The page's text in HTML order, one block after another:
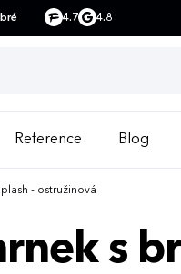
4.7 4.8
Reference Blog
- ostružinová
s